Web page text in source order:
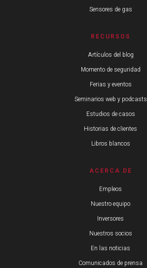
Sensores de gas
RECURSOS
Artículos del blog
Momento de seguridad
Ferias y eventos
Seminarios web y podcasts
Estudios de casos
Historias de clientes
Libros blancos
ACERCA DE
Empleos
Nuestro equipo
Inversores
Nuestros socios
En las noticias
Comunicados de prensa